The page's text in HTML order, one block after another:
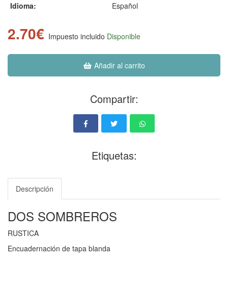
Idioma:
Español
2.70€ Impuesto incluido Disponible
Añadir al carrito
Compartir:
Etiquetas:
Descripción
DOS SOMBREROS
RUSTICA
Encuadernación de tapa blanda